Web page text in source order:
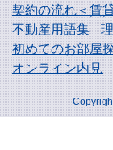
契約の流れ＜賃
不動産用語集
初めてのお部屋
オンライン内見